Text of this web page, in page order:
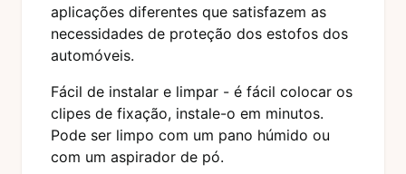
aplicações diferentes que satisfazem as
necessidades de proteção dos estofos dos
automóveis.
Fácil de instalar e limpar - é fácil colocar os
clipes de fixação, instale-o em minutos.
Pode ser limpo com um pano húmido ou
com um aspirador de pó.